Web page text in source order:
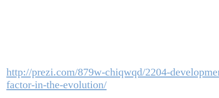
http://prezi.com/879w-chiqwqd/2204-
factor-in-the-evolution/